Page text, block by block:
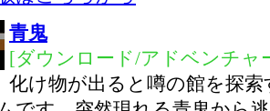
青鬼
[ダウンロード/アドベンチャ
化け物が出ると噂の館を探